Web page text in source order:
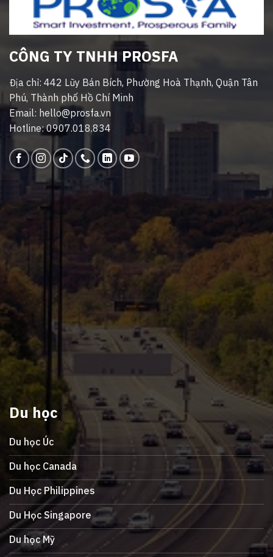
CÔNG TY TNHH PROSFA
Địa chỉ: 442 Lũy Bán Bích, Phường Hoà Thạnh, Quận Tân
Phú, Thành phố Hồ Chí Minh
Email: hello@prosfa.vn
Hotline: 0907.018.834
Du học
Du học Úc
Du học Canada
Du Học Philippines
Du Học Singapore
Du học Mỹ